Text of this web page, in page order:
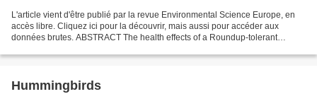
L'article vient d'être publié par la revue Environmental Science Europe, en
accès libre. Cliquez ici pour la découvrir, mais aussi pour accéder aux
données brutes. ABSTRACT The health effects of a Roundup-tolerant
Hummingbirds